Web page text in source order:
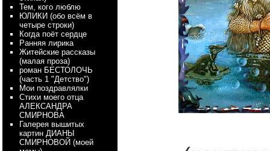
Тем, кого люблю
ЮЛИКИ (обо всём в
четыре строки)
Когда поёт сердце
Ранняя лирика
Житейские рассказы
(малая проза)
роман БЕСТОЛОЧЬ
(часть 1 "Детство")
Мои поздравлялки
Стихи моего отца
АЛЕКСАНДРА
СМИРНОВА
Галерея вышитых
картин ДИАНЫ
СМИРНОВОЙ (моей